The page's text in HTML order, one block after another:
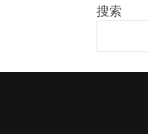
搜索